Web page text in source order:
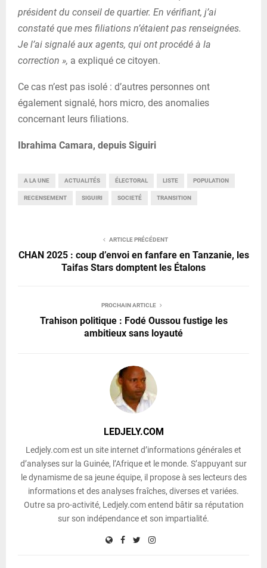
président du conseil de quartier. En vérifiant, j’ai
constaté que mes filiations n’étaient pas renseignées.
Je l’ai signalé aux agents, qui ont procédé à la
correction », a expliqué ce citoyen.
Ce cas n’est pas isolé : d’autres personnes ont
également signalé, hors micro, des anomalies
concernant leurs filiations.
Ibrahima Camara, depuis Siguiri
A LA UNE ACTUALITÉS ÉLECTORAL LISTE POPULATION
RECENSEMENT SIGUIRI SOCIETÉ TRANSITION
ARTICLE PRÉCÉDENT
CHAN 2025 : coup d’envoi en fanfare en Tanzanie, les
Taifas Stars domptent les Étalons
PROCHAIN ARTICLE
Trahison politique : Fodé Oussou fustige les
ambitieux sans loyauté
LEDJELY.COM
Ledjely.com est un site internet d’informations générales et
d’analyses sur la Guinée, l’Afrique et le monde. S’appuyant sur
le dynamisme de sa jeune équipe, il propose à ses lecteurs des
informations et des analyses fraîches, diverses et variées.
Outre sa pro-activité, Ledjely.com entend bâtir sa réputation
sur son indépendance et son impartialité.